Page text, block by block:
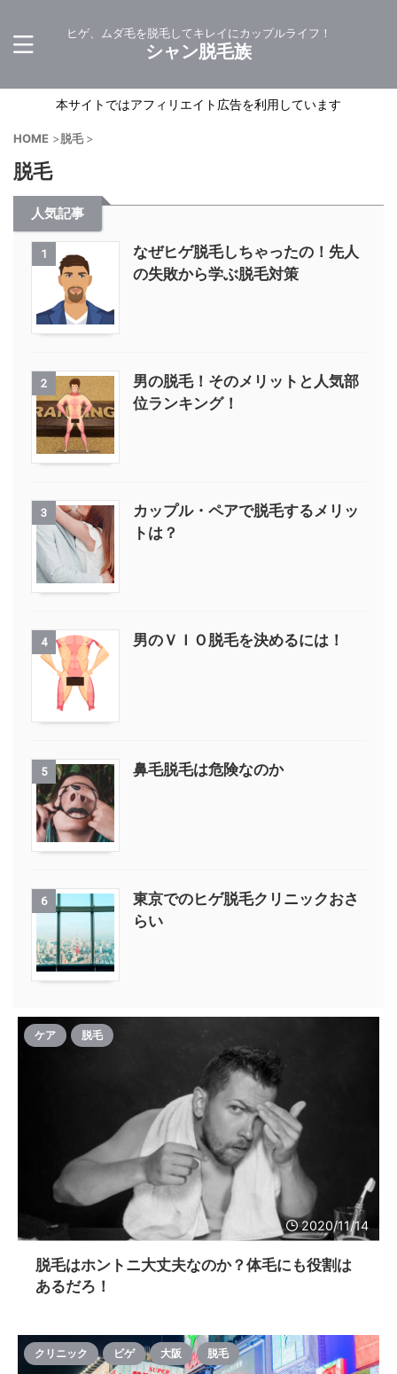
ヒゲ、ムダ毛を脱毛してキレイにカップルライフ！
シャン脱毛族
本サイトではアフィリエイト広告を利用しています
HOME >脱毛 >
脱毛
人気記事
1
なぜヒゲ脱毛しちゃったの！先人
の失敗から学ぶ脱毛対策
2
男の脱毛！そのメリットと人気部
位ランキング！
3
カップル・ペアで脱毛するメリッ
トは？
4 男のＶＩＯ脱毛を決めるには！
5 鼻毛脱毛は危険なのか
6
東京でのヒゲ脱毛クリニックおさ
らい
2020/11/14
ケア 脱毛
脱毛はホントニ大丈夫なのか？体毛にも役割は
あるだろ！
クリニック ビゲ 大阪 脱毛